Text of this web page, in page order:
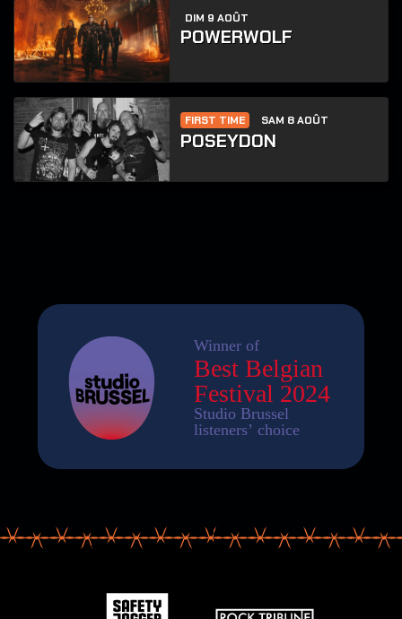
DIM 9 AOÛT
POWERWOLF
FIRST TIME SAM 8 AOÛT
POSEYDON